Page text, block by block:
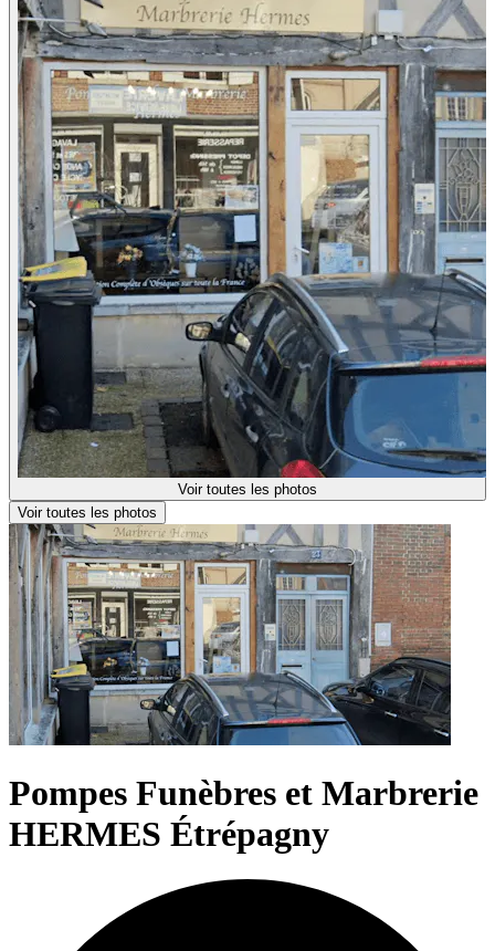
Voir toutes les photos
Voir toutes les photos
Pompes Funèbres et Marbrerie
HERMES Étrépagny